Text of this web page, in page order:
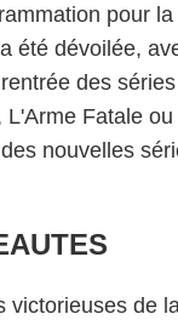
pour
été dévoilée,
des
L'Arme Fatale
nouvelles
victorieuses de la